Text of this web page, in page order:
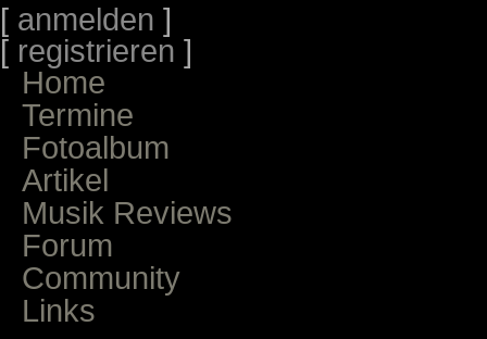
[ anmelden ]
[ registrieren ]
Home
Termine
Fotoalbum
Artikel
Musik Reviews
Forum
Community
Links